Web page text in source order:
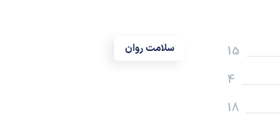
سلامت روان 15
4
18